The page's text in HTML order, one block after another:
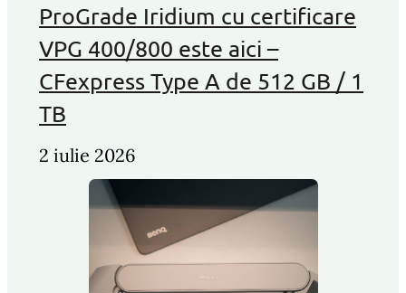
ProGrade Iridium cu certificare
VPG 400/800 este aici –
CFexpress Type A de 512 GB / 1
TB
2 iulie 2026